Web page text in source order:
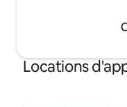
Locations